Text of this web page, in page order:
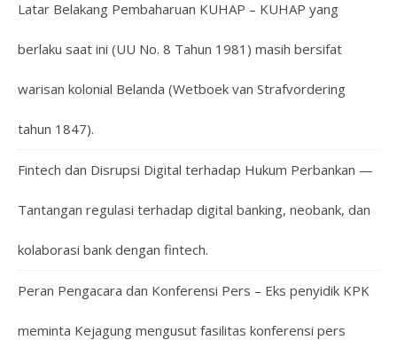
Latar Belakang Pembaharuan KUHAP – KUHAP yang
berlaku saat ini (UU No. 8 Tahun 1981) masih bersifat
warisan kolonial Belanda (Wetboek van Strafvordering
tahun 1847).
Fintech dan Disrupsi Digital terhadap Hukum Perbankan —
Tantangan regulasi terhadap digital banking, neobank, dan
kolaborasi bank dengan fintech.
Peran Pengacara dan Konferensi Pers – Eks penyidik KPK
meminta Kejagung mengusut fasilitas konferensi pers